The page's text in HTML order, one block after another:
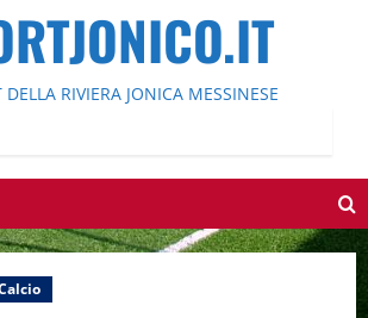
DELLA RIVIERA JONICA MESSINESE